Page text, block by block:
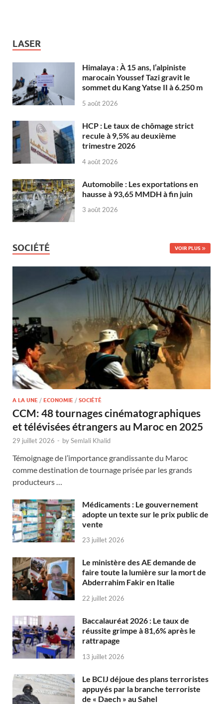
LASER
Himalaya : À 15 ans, l’alpiniste
marocain Youssef Tazi gravit le
sommet du Kang Yatse II à 6.250 m
5 août 2026
HCP : Le taux de chômage strict
recule à 9,5% au deuxième
trimestre 2026
4 août 2026
Automobile : Les exportations en
hausse à 93,65 MMDH à fin juin
3 août 2026
SOCIÉTÉ VOIR PLUS
A LA UNE / ECONOMIE / SOCIÉTÉ
CCM: 48 tournages cinématographiques
et télévisées étrangers au Maroc en 2025
29 juillet 2026 - bySemlali Khalid
Témoignage de l’importance grandissante du Maroc
comme destination de tournage prisée par les grands
producteurs …
Médicaments : Le gouvernement
adopte un texte sur le prix public de
vente
23 juillet 2026
Le ministère des AE demande de
faire toute la lumière sur la mort de
Abderrahim Fakir en Italie
22 juillet 2026
Baccalauréat 2026 : Le taux de
réussite grimpe à 81,6% après le
rattrapage
13 juillet 2026
Le BCIJ déjoue des plans terroristes
appuyés par la branche terroriste
de « Daech » au Sahel